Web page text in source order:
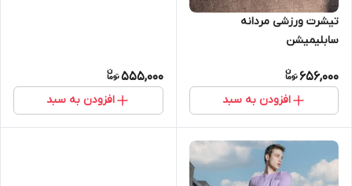
تیشرت ورزشی مردانه
سابلیمیشن
656,000
افزودن به سبد
555,000
افزودن به سبد